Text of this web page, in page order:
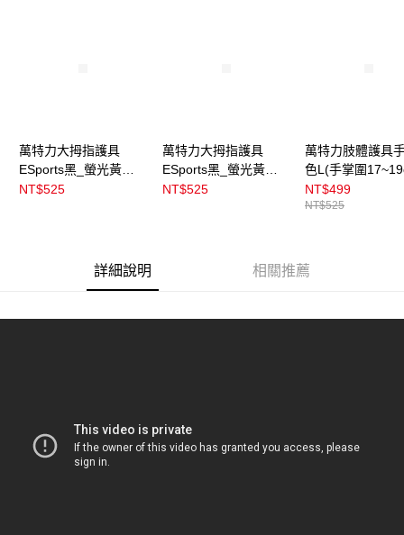
萬特力大拇指護具
ESports黑_螢光黃
M_L(手掌圍19~21cm)
NT$525
萬特力大拇指護具
ESports黑_螢光黃
S_M(手掌圍17~19cm)
NT$525
萬特力肢體護具
色L(手掌圍
NT$499
NT$525
詳細說明 相關推薦